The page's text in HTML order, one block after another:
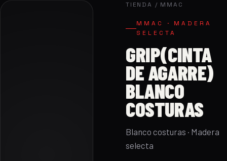
TIENDA / MMAC
MMAC · MADERA
SELECTA
GRIP(CINTA
DE AGARRE)
BLANCO
COSTURAS
Blanco costuras · Madera
selecta